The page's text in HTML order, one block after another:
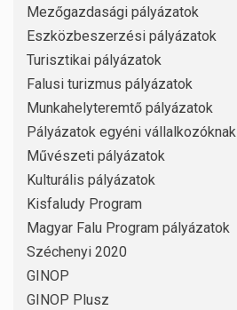
Mezőgazdasági pályázatok
Eszközbeszerzési pályázatok
Turisztikai pályázatok
Falusi turizmus pályázatok
Munkahelyteremtő pályázatok
Pályázatok egyéni vállalkozóknak
Művészeti pályázatok
Kulturális pályázatok
Kisfaludy Program
Magyar Falu Program pályázatok
Széchenyi 2020
GINOP
GINOP Plusz